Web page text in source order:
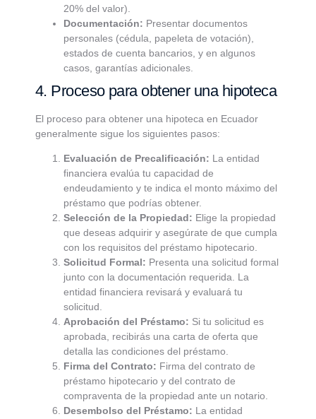
20% del valor).
Documentación: Presentar documentos
personales (cédula, papeleta de votación),
estados de cuenta bancarios, y en algunos
casos, garantías adicionales.
4. Proceso para obtener una hipoteca
El proceso para obtener una hipoteca en Ecuador
generalmente sigue los siguientes pasos:
Evaluación de Precalificación: La entidad
financiera evalúa tu capacidad de
endeudamiento y te indica el monto máximo del
préstamo que podrías obtener.
Selección de la Propiedad: Elige la propiedad
que deseas adquirir y asegúrate de que cumpla
con los requisitos del préstamo hipotecario.
Solicitud Formal: Presenta una solicitud formal
junto con la documentación requerida. La
entidad financiera revisará y evaluará tu
solicitud.
Aprobación del Préstamo: Si tu solicitud es
aprobada, recibirás una carta de oferta que
detalla las condiciones del préstamo.
Firma del Contrato: Firma del contrato de
préstamo hipotecario y del contrato de
compraventa de la propiedad ante un notario.
Desembolso del Préstamo: La entidad